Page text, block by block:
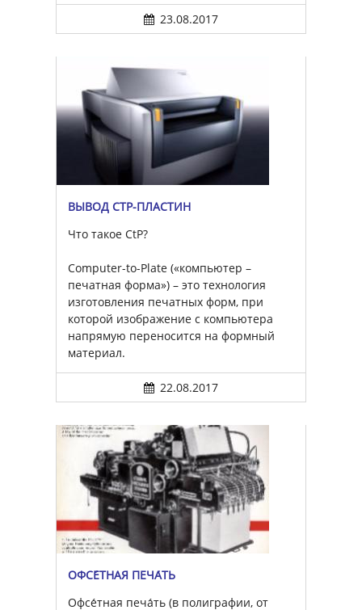
23.08.2017
ВЫВОД CTP-ПЛАСТИН
Что такое CtP?
Computer-to-Plate («компьютер –
печатная форма») – это технология
изготовления печатных форм, при
которой изображение с компьютера
напрямую переносится на формный
материал.
22.08.2017
ОФСЕ́ТНАЯ ПЕЧА́ТЬ
Офсе́тная печа́ть (в полиграфии, от